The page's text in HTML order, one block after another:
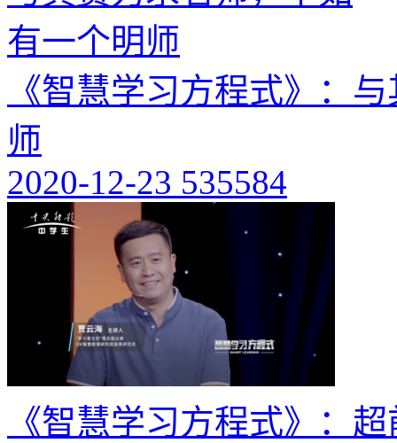
《智慧学习方程式》：
师
2020-12-23 535584
《智慧学习方程式》：